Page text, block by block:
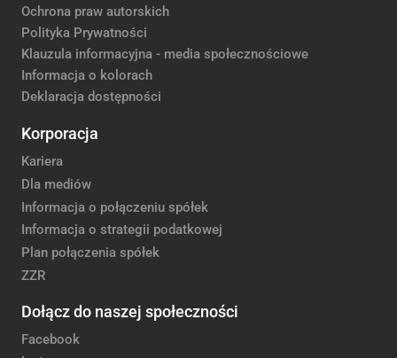
Ochrona praw autorskich
Polityka Prywatności
Klauzula informacyjna - media społecznościowe
Informacja o kolorach
Deklaracja dostępności
Korporacja
Kariera
Dla mediów
Informacja o połączeniu spółek
Informacja o strategii podatkowej
Plan połączenia spółek
ZZR
Dołącz do naszej społeczności
Facebook